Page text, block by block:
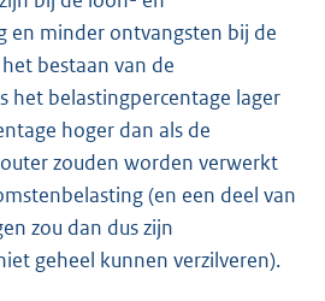
en minder ontvangsten bij de
bestaan van de
het belastingpercentage lager
hoger dan als de
zouden worden verwerkt
(en een deel van
zou dan dus zijn
geheel kunnen verzilveren).